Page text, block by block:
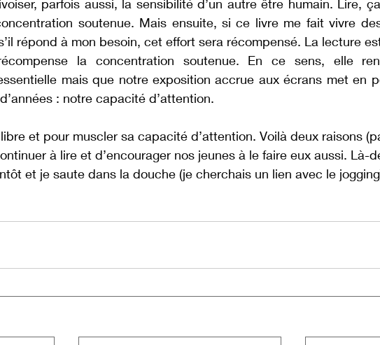
parfois aussi, la sensibilité d’un autre être humain. Lire,
soutenue. Mais ensuite, si ce livre me fait vivre
répond à mon besoin, cet effort sera récompensé. La lecture
la concentration soutenue. En ce sens, elle
mais que notre exposition accrue aux écrans met en
: notre capacité d’attention.
et pour muscler sa capacité d’attention. Voilà deux raisons
à lire et d’encourager nos jeunes à le faire eux aussi. Là-
et je saute dans la douche (je cherchais un lien avec le